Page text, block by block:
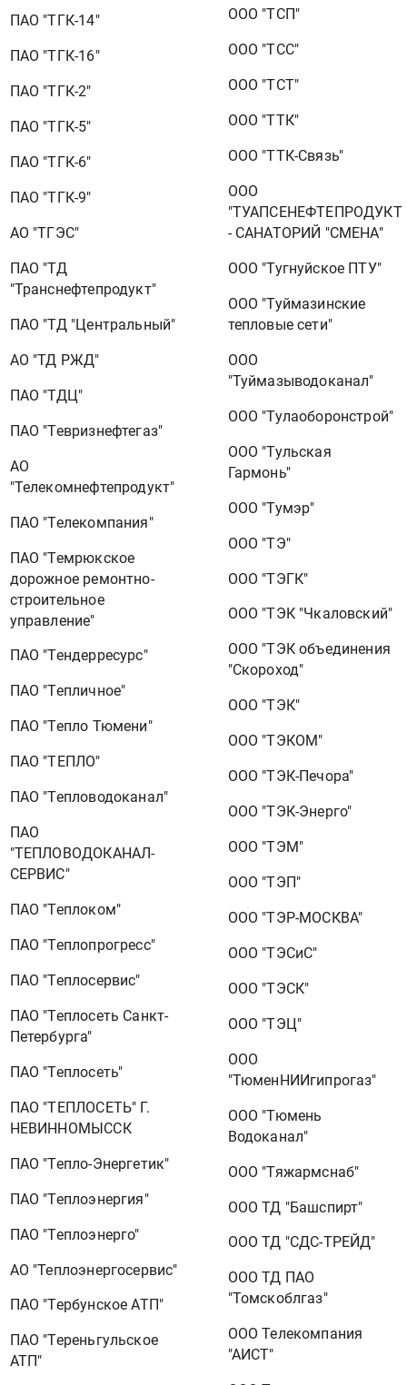
ПАО "ТГК-14"
ПАО "ТГК-16"
ПАО "ТГК-2"
ПАО "ТГК-5"
ПАО "ТГК-6"
ПАО "ТГК-9"
АО "ТГЭС"
ПАО "ТД
"Транснефтепродукт"
ПАО "ТД "Центральный"
АО "ТД РЖД"
ПАО "ТДЦ"
ПАО "Тевризнефтегаз"
АО
"Телекомнефтепродукт"
ПАО "Телекомпания"
ПАО "Темрюкское
дорожное ремонтно-
строительное
управление"
ПАО "Тендерресурс"
ПАО "Тепличное"
ПАО "Тепло Тюмени"
ПАО "ТЕПЛО"
ПАО "Тепловодоканал"
ПАО
"ТЕПЛОВОДОКАНАЛ-
СЕРВИС"
ПАО "Теплоком"
ПАО "Теплопрогресс"
ПАО "Теплосервис"
ПАО "Теплосеть Санкт-
Петербурга"
ПАО "Теплосеть"
ПАО "ТЕПЛОСЕТЬ" Г.
НЕВИННОМЫССК
ПАО "Тепло-Энергетик"
ПАО "Теплоэнергия"
ПАО "Теплоэнерго"
АО "Теплоэнергосервис"
ПАО "Тербунское АТП"
ПАО "Тереньгульское
АТП"
ООО "ТСП"
ООО "ТСС"
ООО "ТСТ"
ООО "ТТК"
ООО "ТТК-Связь"
ООО
"ТУАПСЕНЕФТЕПРОДУКТ
- САНАТОРИЙ "СМЕНА"
ООО "Тугнуйское ПТУ"
ООО "Туймазинские
тепловые сети"
ООО
"Туймазыводоканал"
ООО "Тулаоборонстрой"
ООО "Тульская
Гармонь"
ООО "Тумэр"
ООО "ТЭ"
ООО "ТЭГК"
ООО "ТЭК "Чкаловский"
ООО "ТЭК объединения
"Скороход"
ООО "ТЭК"
ООО "ТЭКОМ"
ООО "ТЭК-Печора"
ООО "ТЭК-Энерго"
ООО "ТЭМ"
ООО "ТЭП"
ООО "ТЭР-МОСКВА"
ООО "ТЭСиС"
ООО "ТЭСК"
ООО "ТЭЦ"
ООО
"ТюменНИИгипрогаз"
ООО "Тюмень
Водоканал"
ООО "Тяжармснаб"
ООО ТД "Башспирт"
ООО ТД "СДС-ТРЕЙД"
ООО ТД ПАО
"Томскоблгаз"
ООО Телекомпания
"АИСТ"